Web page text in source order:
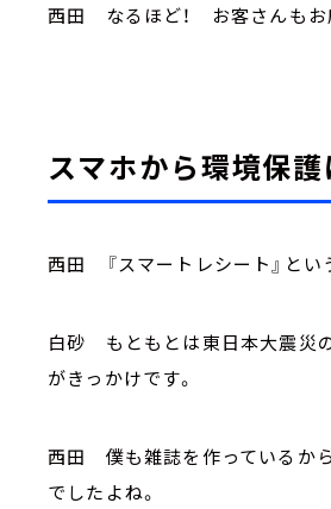
西田 なるほど！ お客さんもお
スマホから環境保護
西田 『スマートレシート』とい
白砂 もともとは東日本大震災
がきっかけです。
西田 僕も雑誌を作っているか
でしたよね。